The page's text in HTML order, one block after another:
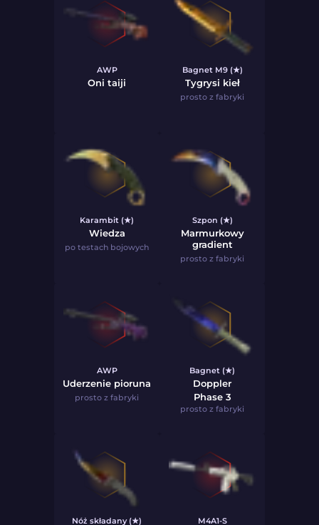
AWP
Oni taiji
Bagnet M9 (★)
Tygrysi kieł
prosto z fabryki
Karambit (★)
Wiedza
po testach bojowych
Szpon (★)
Marmurkowy
gradient
prosto z fabryki
AWP
Uderzenie pioruna
prosto z fabryki
Bagnet (★)
Doppler
Phase 3
prosto z fabryki
Nóż składany (★) M4A1-S